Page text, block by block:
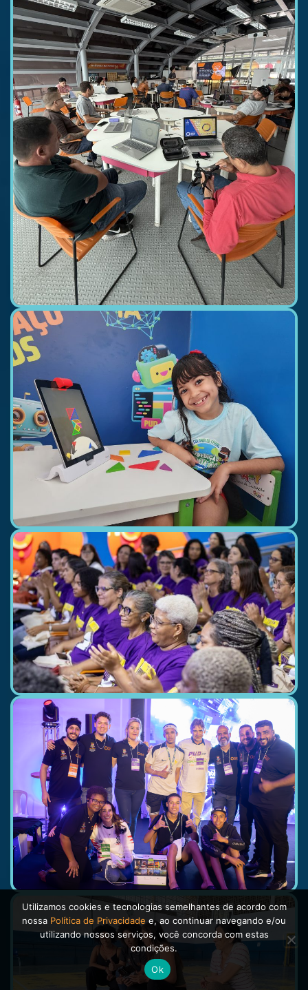
Utilizamos cookies e tecnologias semelhantes de acordo com
nossa Política de Privacidade e, ao continuar navegando e/ou
utilizando nossos serviços, você concorda com estas
condições.
Ok